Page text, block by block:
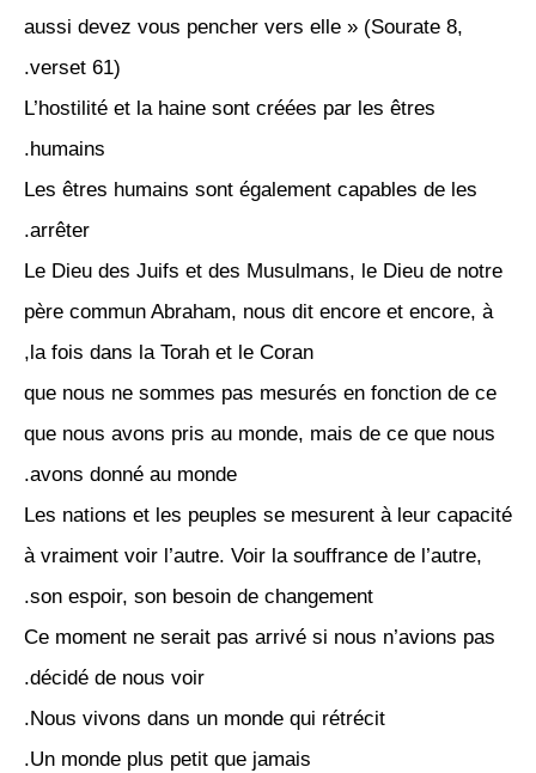
aussi devez vous pencher vers elle » (Sourate 8,
verset 61).
L’hostilité et la haine sont créées par les êtres
humains.
Les êtres humains sont également capables de les
arrêter.
Le Dieu des Juifs et des Musulmans, le Dieu de notre
père commun Abraham, nous dit encore et encore, à
la fois dans la Torah et le Coran,
que nous ne sommes pas mesurés en fonction de ce
que nous avons pris au monde, mais de ce que nous
avons donné au monde.
Les nations et les peuples se mesurent à leur capacité
à vraiment voir l’autre. Voir la souffrance de l’autre,
son espoir, son besoin de changement.
Ce moment ne serait pas arrivé si nous n’avions pas
décidé de nous voir.
Nous vivons dans un monde qui rétrécit.
Un monde plus petit que jamais.